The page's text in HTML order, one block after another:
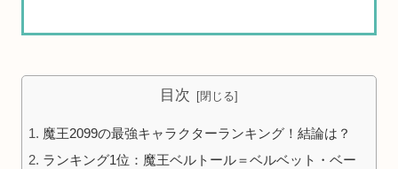
目次
魔王2099の最強キャラクターランキング！結論は？
ランキング1位：魔王ベルトール＝ベルベット・ベー